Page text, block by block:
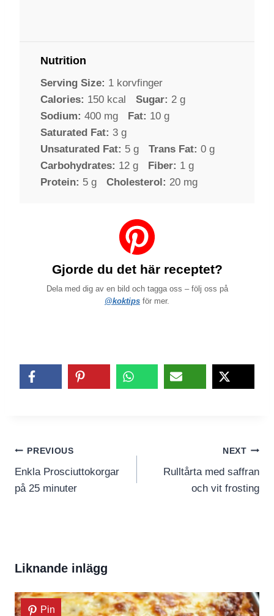
Nutrition
Serving Size: 1 korvfinger
Calories: 150 kcal Sugar: 2 g
Sodium: 400 mg Fat: 10 g
Saturated Fat: 3 g
Unsaturated Fat: 5 g Trans Fat: 0 g
Carbohydrates: 12 g Fiber: 1 g
Protein: 5 g Cholesterol: 20 mg
Gjorde du det här receptet?
Dela med dig av en bild och tagga oss – följ oss på
@koktips för mer.
Inläggsnavigering
PREVIOUS
Enkla Prosciuttokorgar
på 25 minuter
NEXT
Rulltårta med saffran
och vit frosting
Liknande inlägg
Pin